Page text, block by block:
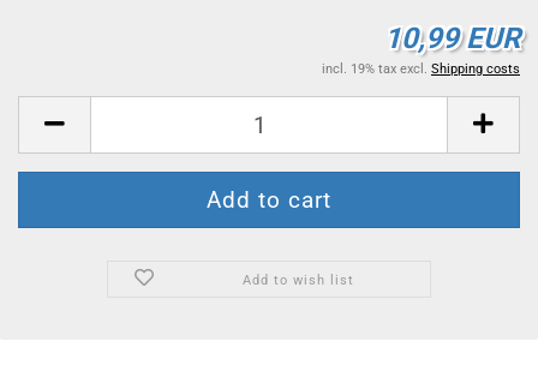
10,99 EUR
incl. 19% tax excl. Shipping costs
Add to wish list